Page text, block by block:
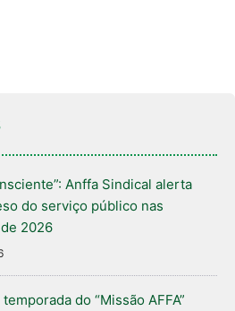
Anffa Sindical alerta
do serviço público nas
2026
do “Missão AFFA”